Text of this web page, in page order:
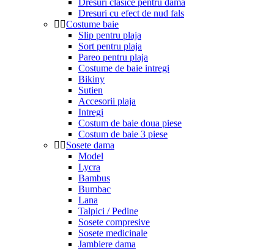
Dresuri clasice pentru dama
Dresuri cu efect de nud fals
Costume baie
Slip pentru plaja
Sort pentru plaja
Pareo pentru plaja
Costume de baie intregi
Bikiny
Sutien
Accesorii plaja
Intregi
Costum de baie doua piese
Costum de baie 3 piese
Sosete dama
Model
Lycra
Bambus
Bumbac
Lana
Talpici / Pedine
Sosete compresive
Sosete medicinale
Jambiere dama